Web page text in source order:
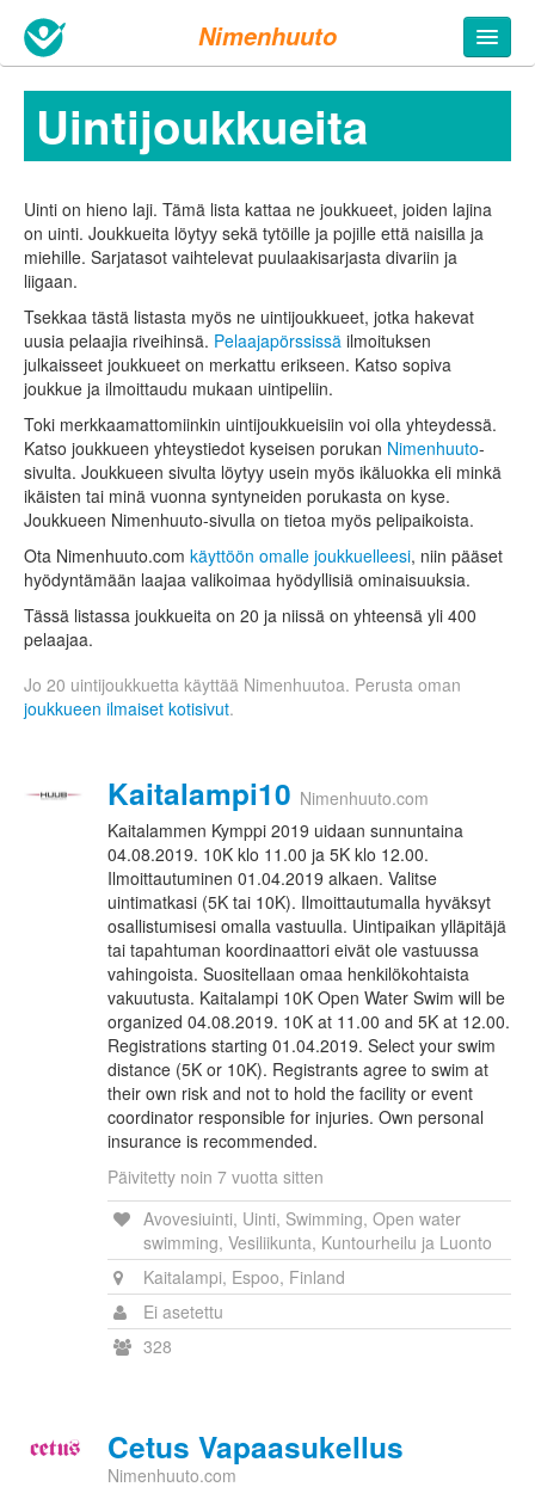
Nimenhuuto
Uinti­joukkueita
Uinti on hieno laji. Tämä lista kattaa ne joukkueet, joiden lajina
on uinti. Joukkueita löytyy sekä tytöille ja pojille että naisilla ja
miehille. Sarjatasot vaihtelevat puulaakisarjasta divariin ja
liigaan.
Tsekkaa tästä listasta myös ne uinti­joukkueet, jotka hakevat
uusia pelaajia riveihinsä. Pelaajapörssissä ilmoituksen
julkaisseet joukkueet on merkattu erikseen. Katso sopiva
joukkue ja ilmoittaudu mukaan uinti­peliin.
Toki merkkaamattomiinkin uintijoukkueisiin voi olla yhteydessä.
Katso joukkueen yhteystiedot kyseisen porukan Nimenhuuto-
sivulta. Joukkueen sivulta löytyy usein myös ikäluokka eli minkä
ikäisten tai minä vuonna syntyneiden porukasta on kyse.
Joukkueen Nimenhuuto-sivulla on tietoa myös pelipaikoista.
Ota Nimenhuuto.com käyttöön omalle joukkuelleesi, niin pääset
hyödyntämään laajaa valikoimaa hyödyllisiä ominaisuuksia.
Tässä listassa joukkueita on 20 ja niissä on yhteensä yli 400
pelaajaa.
Jo 20 uintijoukkuetta käyttää Nimenhuutoa. Perusta oman
joukkueen ilmaiset kotisivut.
Kaitalampi10 Nimenhuuto.com
Kaitalammen Kymppi 2019 uidaan sunnuntaina
04.08.2019. 10K klo 11.00 ja 5K klo 12.00.
Ilmoittautuminen 01.04.2019 alkaen. Valitse
uintimatkasi (5K tai 10K). Ilmoittautumalla hyväksyt
osallistumisesi omalla vastuulla. Uintipaikan ylläpitäjä
tai tapahtuman koordinaattori eivät ole vastuussa
vahingoista. Suositellaan omaa henkilökohtaista
vakuutusta. Kaitalampi 10K Open Water Swim will be
organized 04.08.2019. 10K at 11.00 and 5K at 12.00.
Registrations starting 01.04.2019. Select your swim
distance (5K or 10K). Registrants agree to swim at
their own risk and not to hold the facility or event
coordinator responsible for injuries. Own personal
insurance is recommended.
Päivitetty noin 7 vuotta sitten
Avovesiuinti, Uinti, Swimming, Open water
swimming, Vesiliikunta, Kuntourheilu ja Luonto
Kaitalampi, Espoo, Finland
Ei asetettu
328
Cetus Vapaasukellus
Nimenhuuto.com